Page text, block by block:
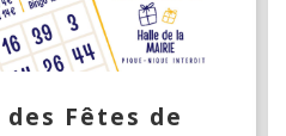
Fêtes de